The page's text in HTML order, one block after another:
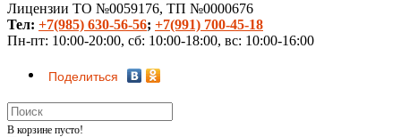
Лицензии ТО №0059176, ТП №0000676
Тел: +7(985) 630-56-56; +7(991) 700-45-18
Пн-пт: 10:00-20:00, сб: 10:00-18:00, вс: 10:00-16:00
Поделиться
В корзине пусто!